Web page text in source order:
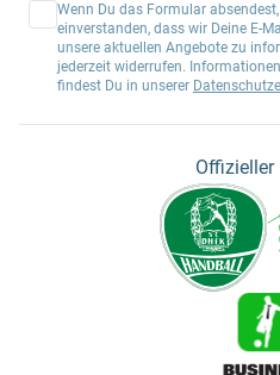
Wenn Du das Formular
einverstanden, dass wir Deine E-
unsere aktuellen Angebote zu
jederzeit widerrufen.
findest Du in unserer
Offizieller